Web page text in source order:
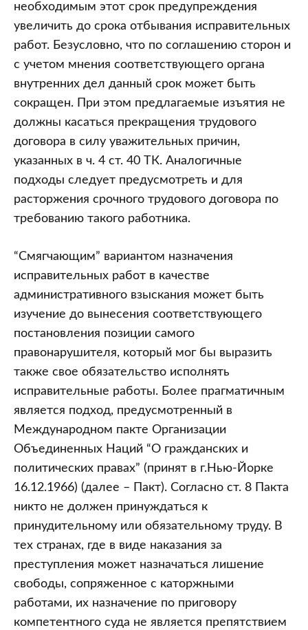
необходимым этот срок предупреждения
увеличить до срока отбывания исправительных
работ. Безусловно, что по соглашению сторон и
с учетом мнения соответствующего органа
внутренних дел данный срок может быть
сокращен. При этом предлагаемые изъятия не
должны касаться прекращения трудового
договора в силу уважительных причин,
указанных в ч. 4 ст. 40 ТК. Аналогичные
подходы следует предусмотреть и для
расторжения срочного трудового договора по
требованию такого работника.
“Смягчающим” вариантом назначения
исправительных работ в качестве
административного взыскания может быть
изучение до вынесения соответствующего
постановления позиции самого
правонарушителя, который мог бы выразить
также свое обязательство исполнять
исправительные работы. Более прагматичным
является подход, предусмотренный в
Международном пакте Организации
Объединенных Наций “О гражданских и
политических правах” (принят в г.Нью-Йорке
16.12.1966) (далее – Пакт). Согласно ст. 8 Пакта
никто не должен принуждаться к
принудительному или обязательному труду. В
тех странах, где в виде наказания за
преступления может назначаться лишение
свободы, сопряженное с каторжными
работами, их назначение по приговору
компетентного суда не является препятствием